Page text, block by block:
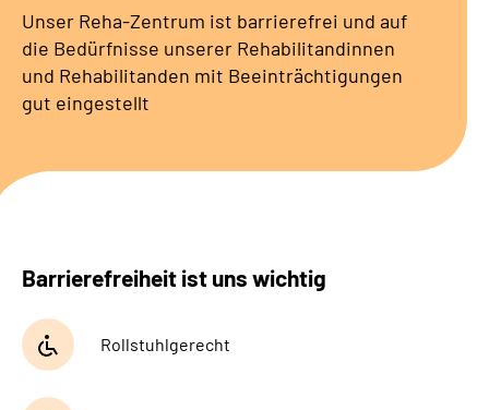
Service
Karriere
Sozialdienste & Zuweisende
Leichte Sprache
Gebärdensprache
Unser Reha-Zentrum ist barrierefrei und auf
die Bedürfnisse unserer Rehabilitandinnen
und Rehabilitanden mit Beeinträchtigungen
gut eingestellt
Barrierefreiheit ist uns wichtig
Rollstuhlgerecht